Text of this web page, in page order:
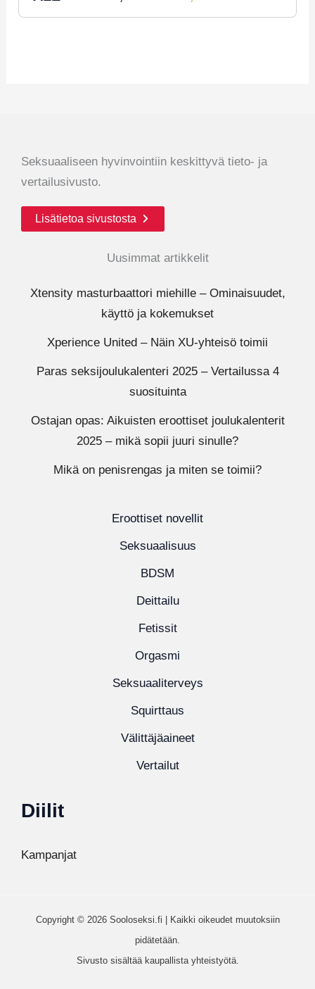
Seksuaaliseen hyvinvointiin keskittyvä tieto- ja
vertailusivusto.
Lisätietoa sivustosta
Uusimmat artikkelit
Xtensity masturbaattori miehille – Ominaisuudet,
käyttö ja kokemukset
Xperience United – Näin XU-yhteisö toimii
Paras seksijoulukalenteri 2025 – Vertailussa 4
suosituinta
Ostajan opas: Aikuisten eroottiset joulukalenterit
2025 – mikä sopii juuri sinulle?
Mikä on penisrengas ja miten se toimii?
Eroottiset novellit
Seksuaalisuus
BDSM
Deittailu
Fetissit
Orgasmi
Seksuaaliterveys
Squirttaus
Välittäjäaineet
Vertailut
Diilit
Kampanjat
Copyright © 2026 Sooloseksi.fi | Kaikki oikeudet muutoksiin
pidätetään.
Sivusto sisältää kaupallista yhteistyötä.